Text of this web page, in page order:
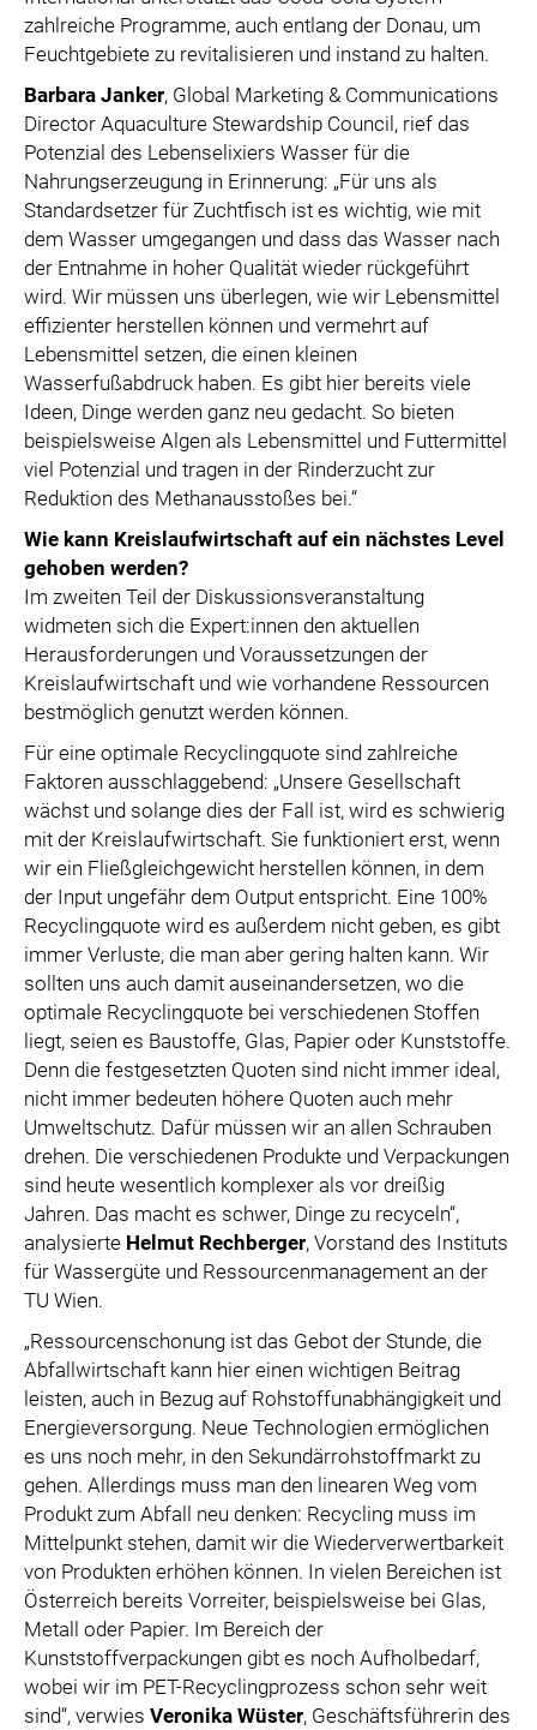
zahlreiche Programme, auch entlang der Donau, um
Feuchtgebiete zu revitalisieren und instand zu halten.
Barbara Janker, Global Marketing & Communications
Director Aquaculture Stewardship Council, rief das
Potenzial des Lebenselixiers Wasser für die
Nahrungserzeugung in Erinnerung: „Für uns als
Standardsetzer für Zuchtfisch ist es wichtig, wie mit
dem Wasser umgegangen und dass das Wasser nach
der Entnahme in hoher Qualität wieder rückgeführt
wird. Wir müssen uns überlegen, wie wir Lebensmittel
effizienter herstellen können und vermehrt auf
Lebensmittel setzen, die einen kleinen
Wasserfußabdruck haben. Es gibt hier bereits viele
Ideen, Dinge werden ganz neu gedacht. So bieten
beispielsweise Algen als Lebensmittel und Futtermittel
viel Potenzial und tragen in der Rinderzucht zur
Reduktion des Methanausstoßes bei.“
Wie kann Kreislaufwirtschaft auf ein nächstes Level
gehoben werden?
Im zweiten Teil der Diskussionsveranstaltung
widmeten sich die Expert:innen den aktuellen
Herausforderungen und Voraussetzungen der
Kreislaufwirtschaft und wie vorhandene Ressourcen
bestmöglich genutzt werden können.
Für eine optimale Recyclingquote sind zahlreiche
Faktoren ausschlaggebend: „Unsere Gesellschaft
wächst und solange dies der Fall ist, wird es schwierig
mit der Kreislaufwirtschaft. Sie funktioniert erst, wenn
wir ein Fließgleichgewicht herstellen können, in dem
der Input ungefähr dem Output entspricht. Eine 100%
Recyclingquote wird es außerdem nicht geben, es gibt
immer Verluste, die man aber gering halten kann. Wir
sollten uns auch damit auseinandersetzen, wo die
optimale Recyclingquote bei verschiedenen Stoffen
liegt, seien es Baustoffe, Glas, Papier oder Kunststoffe.
Denn die festgesetzten Quoten sind nicht immer ideal,
nicht immer bedeuten höhere Quoten auch mehr
Umweltschutz. Dafür müssen wir an allen Schrauben
drehen. Die verschiedenen Produkte und Verpackungen
sind heute wesentlich komplexer als vor dreißig
Jahren. Das macht es schwer, Dinge zu recyceln“,
analysierte Helmut Rechberger, Vorstand des Instituts
für Wassergüte und Ressourcenmanagement an der
TU Wien.
„Ressourcenschonung ist das Gebot der Stunde, die
Abfallwirtschaft kann hier einen wichtigen Beitrag
leisten, auch in Bezug auf Rohstoffunabhängigkeit und
Energieversorgung. Neue Technologien ermöglichen
es uns noch mehr, in den Sekundärrohstoffmarkt zu
gehen. Allerdings muss man den linearen Weg vom
Produkt zum Abfall neu denken: Recycling muss im
Mittelpunkt stehen, damit wir die Wiederverwertbarkeit
von Produkten erhöhen können. In vielen Bereichen ist
Österreich bereits Vorreiter, beispielsweise bei Glas,
Metall oder Papier. Im Bereich der
Kunststoffverpackungen gibt es noch Aufholbedarf,
wobei wir im PET-Recyclingprozess schon sehr weit
sind“, verwies Veronika Wüster, Geschäftsführerin des